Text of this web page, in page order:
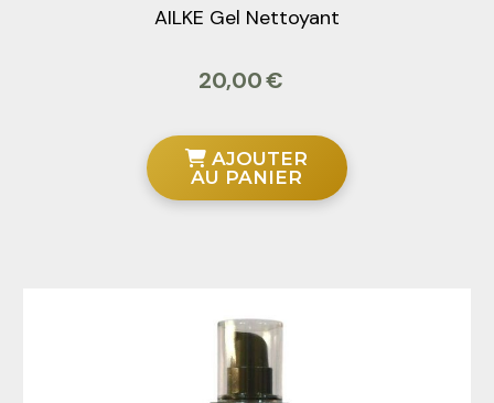
AILKE Gel Nettoyant
20,00€
AJOUTER
AU PANIER